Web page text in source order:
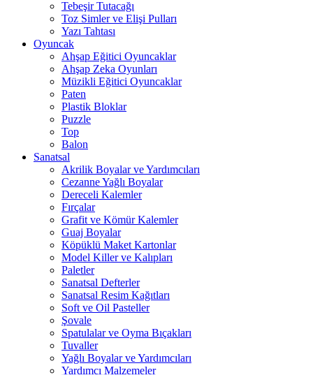
Tebeşir Tutacağı
Toz Simler ve Elişi Pulları
Yazı Tahtası
Oyuncak
Ahşap Eğitici Oyuncaklar
Ahşap Zeka Oyunları
Müzikli Eğitici Oyuncaklar
Paten
Plastik Bloklar
Puzzle
Top
Balon
Sanatsal
Akrilik Boyalar ve Yardımcıları
Cezanne Yağlı Boyalar
Dereceli Kalemler
Fırçalar
Grafit ve Kömür Kalemler
Guaj Boyalar
Köpüklü Maket Kartonlar
Model Killer ve Kalıpları
Paletler
Sanatsal Defterler
Sanatsal Resim Kağıtları
Soft ve Oil Pasteller
Şovale
Spatulalar ve Oyma Bıçakları
Tuvaller
Yağlı Boyalar ve Yardımcıları
Yardımcı Malzemeler